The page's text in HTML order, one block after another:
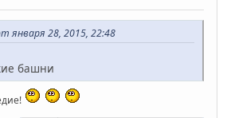
января 28, 2015, 22:48
башни